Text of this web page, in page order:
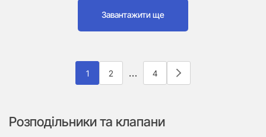
Завантажити ще
1 2 … 4
Розподільники та клапани